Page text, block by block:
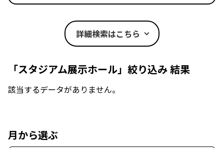
詳細検索はこちら
「スタジアム展示ホール」絞り込み 結果
該当するデータがありません。
月から選ぶ